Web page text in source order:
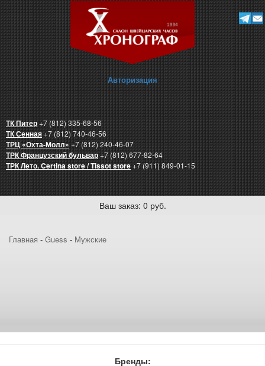
Авторизация
ТК Питер+7 (812) 335-68-56
ТК Сенная+7 (812) 740-46-56
ТРЦ «Охта-Молл»+7 (812) 240-46-07
ТРК Французский бульвар+7 (812) 677-82-64
ТРК Лето. Certina store / Tissot store+7 (911) 849-01-15
Ваш заказ: 0 руб.
Главная - Guess - Мужские
Бренды: